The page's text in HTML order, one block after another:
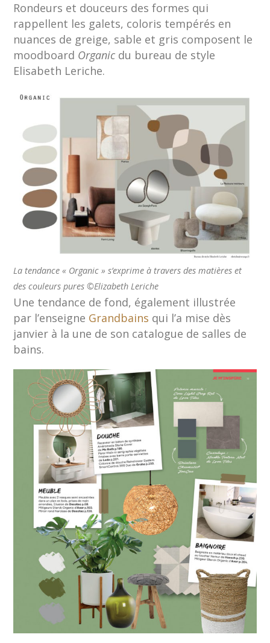
Rondeurs et douceurs des formes qui
rappellent les galets, coloris tempérés en
nuances de greige, sable et gris composent le
moodboard Organic du bureau de style
Elisabeth Leriche.
La tendance « Organic » s’exprime à travers des matières et
des couleurs pures ©Elizabeth Leriche
Une tendance de fond, également illustrée
par l’enseigne Grandbains qui l’a mise dès
janvier à la une de son catalogue de salles de
bains.